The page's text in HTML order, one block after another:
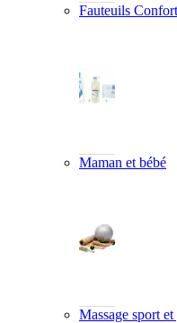
Fauteuils Confort
Maman et bébé
Massage sport et